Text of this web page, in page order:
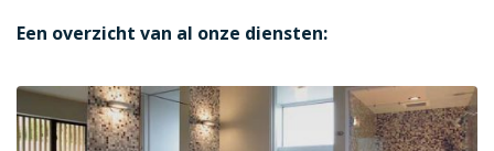
Een overzicht van al onze diensten: